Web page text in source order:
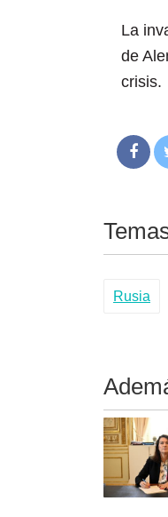
La
de
crisis.
Rusia